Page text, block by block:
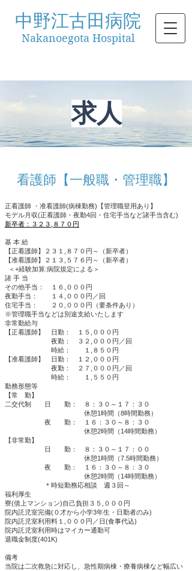
中野江古田病院
Nakanoegota Hospital
求人
看護師【一般職・管理職】
正看護師 ・准看護師(病棟勤務)【管理職登用あり】
モデル月収(正看護師・夜勤4回・住宅手当など諸手当含む)
新卒者：３２３,８７０円
基 本 給
【正看護師】２３１,８７０円～（新卒者）
【准看護師】２１３,５７６円～（新卒者）
＜+経験加算:病院規定による＞
諸 手 当
その他手当： １６,０００円
夜勤手当： １４,０００円／回
住宅手当： ２０,０００円（要条件あり）
​※管理職手当などは別途支給いたします
非常勤給与
【正看護師】 日勤： １５,０００円
夜勤： ３２,０００円／回
時給： １,８５０円
【准看護師】 日勤： １２,０００円
夜勤： ２７,０００円／回
時給： １,５５０円
勤務形態等
【常 勤】
二交代制 日 勤： ８：３０～１７：３０
休憩1時間（8時間勤務）
夜 勤： １６：３０～８：３０
休憩2時間（14時間勤務）
【非常勤】
日 勤： ８：３０～１７：００
休憩1時間（7.5時間勤務）
夜 勤： １６：３０～８：３０
休憩2時間（14時間勤務）
＊時短勤務応相談 週３回～
福利厚生
寮(借上マンション)自己負担３５,０００円
院内託児室完備(０才から小学3年生・日勤者のみ)
院内託児室利用料１,０００円／日(食事代込)
院内託児室利用時はマイカー通勤可
退職金制度(401K)
​備考
当院は二次救急に対応し、急性期病棟・療養病棟など幅広い